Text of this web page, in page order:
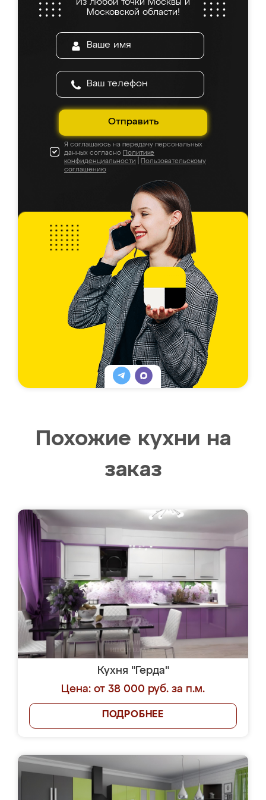
Из любой точки Москвы и
Московской области!
Отправить
Я соглашаюсь на передачу персональных
данных согласно Политике
конфиденциальности
Пользовательскому
соглашению
Похожие кухни на
заказ
Кухня "Герда"
Цена: от 38 000 руб. за п.м.
ПОДРОБНЕЕ